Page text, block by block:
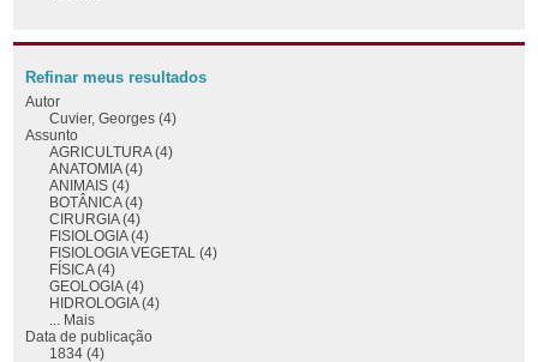
Refinar meus resultados
Autor
Cuvier, Georges (4)
Assunto
AGRICULTURA (4)
ANATOMIA (4)
ANIMAIS (4)
BOTÂNICA (4)
CIRURGIA (4)
FISIOLOGIA (4)
FISIOLOGIA VEGETAL (4)
FÍSICA (4)
GEOLOGIA (4)
HIDROLOGIA (4)
... Mais
Data de publicação
1834 (4)